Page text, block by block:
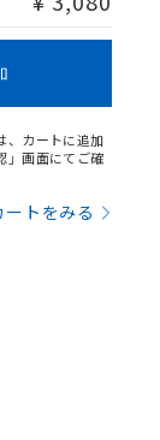
、カートに追加
」画面にてご確
ートをみる